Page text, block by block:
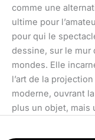
comme une
ultime pour
pour qui le
dessine, sur le mur
mondes. Elle
l’art de la
moderne, ouvrant
plus un objet, mais